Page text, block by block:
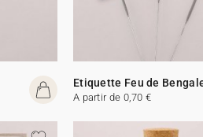
Etiquette Feu de
A partir de 0,70 €